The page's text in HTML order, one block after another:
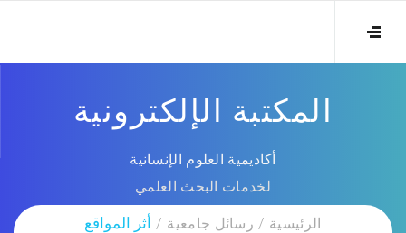
المكتبة الإلكترونية
أكاديمية العلوم الإنسانية
لخدمات البحث العلمي
الرئيسية رسائل جامعية
أثر المواقع